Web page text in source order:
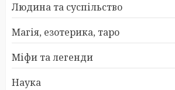
Людина та суспільство
Магія, езотерика, таро
Міфи та легенди
Наука